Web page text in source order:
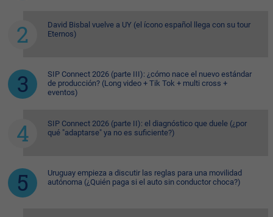
David Bisbal vuelve a UY (el ícono español llega con su tour
Eternos)
SIP Connect 2026 (parte III): ¿cómo nace el nuevo estándar
de producción? (Long video + Tik Tok + multi cross +
eventos)
SIP Connect 2026 (parte II): el diagnóstico que duele (¿por
qué "adaptarse" ya no es suficiente?)
Uruguay empieza a discutir las reglas para una movilidad
autónoma (¿Quién paga si el auto sin conductor choca?)